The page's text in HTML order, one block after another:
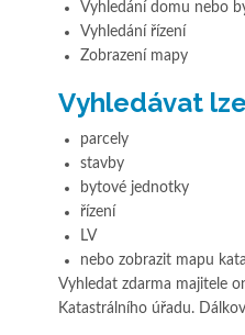
Vyhledání domu nebo
Vyhledání řízení
Zobrazení mapy
Vyhledávat
parcely
stavby
bytové jednotky
řízení
LV
nebo zobrazit mapu
Vyhledat zdarma majitele
Katastrálního úřadu.